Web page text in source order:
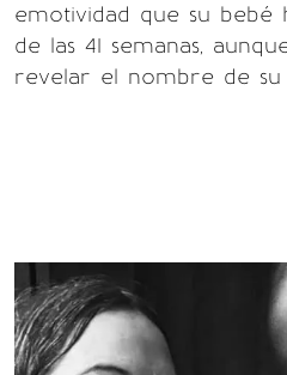
emotividad que su bebé
de las 41 semanas,
revelar el nombre de su